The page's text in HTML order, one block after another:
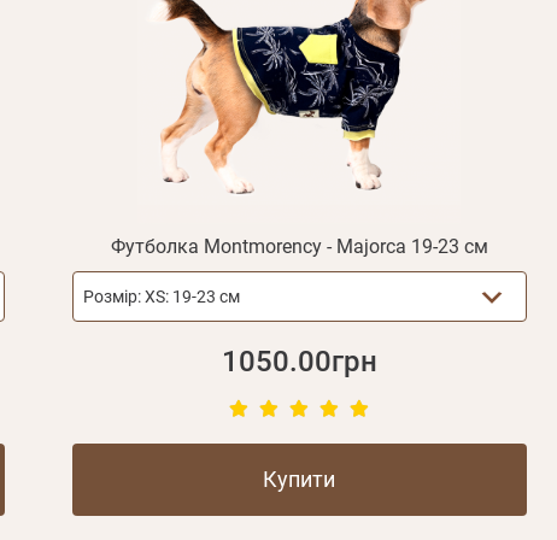
Футболка Montmorency - Majorca 19-23 см
Розмір:XS: 19-23 см
1050.00грн
Купити
Відправити
Реєстрація
або з допомогою
Отримувати повідомлення про новинки,
знижки, акції
Відправити
Згадали пароль?
Не прийшов лист?Повторити відправку
ваш обліковий запис не підтверджена